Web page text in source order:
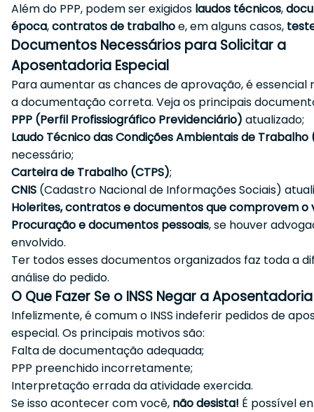
Além do PPP, podem ser exigidos laudos técnicos,
época,contratos de trabalhoe, em alguns casos,
Documentos Necessários para Solicitar a
Aposentadoria Especial
Para aumentar as chances de aprovação, é essencial
a documentação correta. Veja os principais
PPP (Perfil Profissiográfico Previdenciário) atualizado;
Laudo Técnico das Condições Ambientais de Trabalho
necessário;
Carteira de Trabalho (CTPS);
CNIS (Cadastro Nacional de Informações Sociais)
Holerites, contratos e documentos que comprovem o
Procuração e documentos pessoais, se houver
envolvido.
Ter todos esses documentos organizados faz toda a
análise do pedido.
O Que Fazer Se o INSS Negar a
Infelizmente, é comum o INSS indeferir pedidos de
especial. Os principais motivos são:
Falta de documentação adequada;
PPP preenchido incorretamente;
Interpretação errada da atividade exercida.
Se isso acontecer com você, não desista! É possível